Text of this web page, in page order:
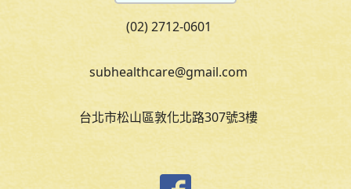
(02) 2712-0601
subhealthcare@gmail.com
台北市松山區敦化北路307號3樓